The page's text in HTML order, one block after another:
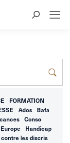
Recherche
FORMATION
Ados
Bafa
Conso
Europe
Handicap
les discris